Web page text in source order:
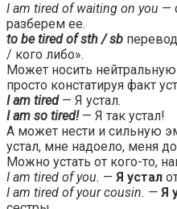
I am tired of waiting on you —
разберем ее.
to be tired of sth / sb
/ кого либо».
Может носить
просто констатируя факт
I am tired — Я устал.
I am so tired! — Я так устал!
А может нести и сильную
устал, мне надоело, меня
Можно устать от кого-то,
I am tired of you. — Я устал
I am tired of your cousin. — Я